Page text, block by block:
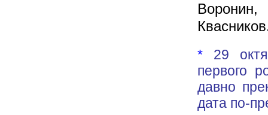
* 29
первого
давно
дата по-